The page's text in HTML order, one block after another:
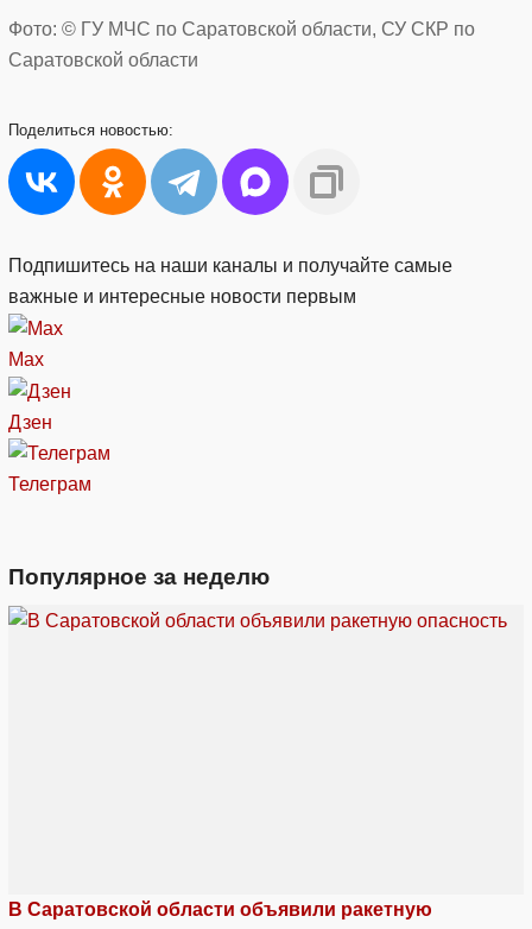
Фото: © ГУ МЧС по Саратовской области, СУ СКР по
Саратовской области
Поделиться новостью:
Подпишитесь на наши каналы и получайте самые
важные и интересные новости первым
Max
Дзен
Телеграм
Популярное за неделю
В Саратовской области объявили ракетную